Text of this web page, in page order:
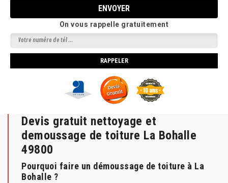
On vous rappelle gratuitement
Devis gratuit nettoyage et
demoussage de toiture La Bohalle
49800
Pourquoi faire un démoussage de toiture à La
Bohalle ?